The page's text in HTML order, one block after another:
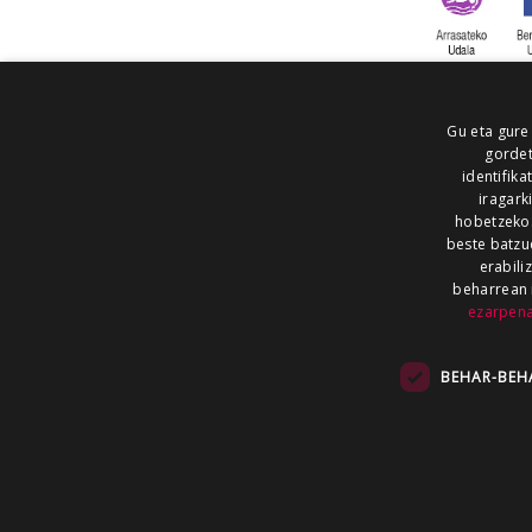
ALEA
NOAUA
Gu eta
hobetzeko.
beste
beharrean
BEHAR-